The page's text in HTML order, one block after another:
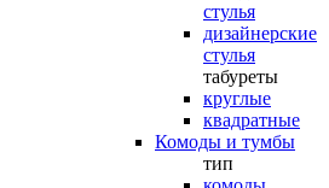
стулья
дизайнерские
стулья
табуреты
круглые
квадратные
Комоды и тумбы
тип